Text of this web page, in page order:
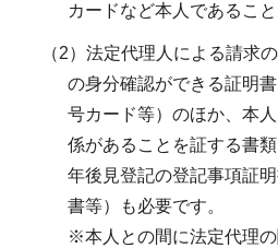
カードなど本人であるこ
（2）法定代理人による請求
の身分確認ができる証明
号カード等）のほか、本
係があることを証する書
年後見登記の登記事項証
書等）も必要です。
※本人との間に法定代理